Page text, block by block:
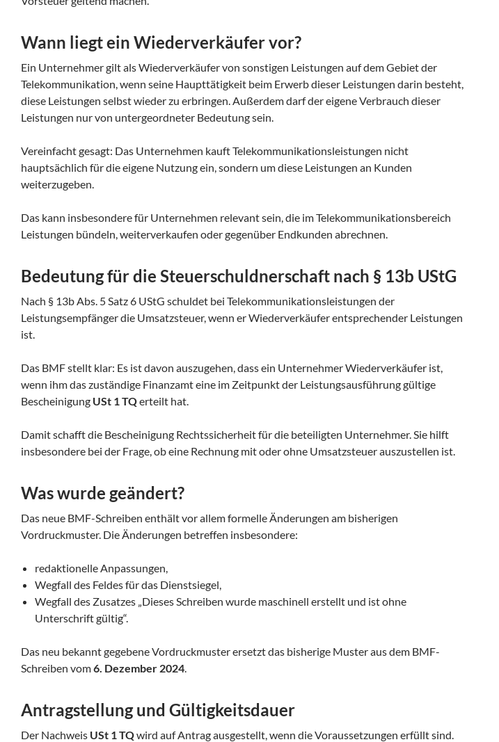
Wann liegt ein Wiederverkäufer vor?
Ein Unternehmer gilt als Wiederverkäufer von sonstigen Leistungen auf dem Gebiet der
Telekommunikation, wenn seine Haupttätigkeit beim Erwerb dieser Leistungen darin besteht,
diese Leistungen selbst wieder zu erbringen. Außerdem darf der eigene Verbrauch dieser
Leistungen nur von untergeordneter Bedeutung sein.
Vereinfacht gesagt: Das Unternehmen kauft Telekommunikationsleistungen nicht
hauptsächlich für die eigene Nutzung ein, sondern um diese Leistungen an Kunden
weiterzugeben.
Das kann insbesondere für Unternehmen relevant sein, die im Telekommunikationsbereich
Leistungen bündeln, weiterverkaufen oder gegenüber Endkunden abrechnen.
Bedeutung für die Steuerschuldnerschaft nach § 13b UStG
Nach § 13b Abs. 5 Satz 6 UStG schuldet bei Telekommunikationsleistungen der
Leistungsempfänger die Umsatzsteuer, wenn er Wiederverkäufer entsprechender Leistungen
ist.
Das BMF stellt klar: Es ist davon auszugehen, dass ein Unternehmer Wiederverkäufer ist,
wenn ihm das zuständige Finanzamt eine im Zeitpunkt der Leistungsausführung gültige
Bescheinigung USt 1 TQerteilt hat.
Damit schafft die Bescheinigung Rechtssicherheit für die beteiligten Unternehmer. Sie hilft
insbesondere bei der Frage, ob eine Rechnung mit oder ohne Umsatzsteuer auszustellen ist.
Was wurde geändert?
Das neue BMF-Schreiben enthält vor allem formelle Änderungen am bisherigen
Vordruckmuster. Die Änderungen betreffen insbesondere:
redaktionelle Anpassungen,
Wegfall des Feldes für das Dienstsiegel,
Wegfall des Zusatzes „Dieses Schreiben wurde maschinell erstellt und ist ohne
Unterschrift gültig“.
Das neu bekannt gegebene Vordruckmuster ersetzt das bisherige Muster aus dem BMF-
Schreiben vom6. Dezember 2024.
Antragstellung und Gültigkeitsdauer
Der Nachweis USt 1 TQwird auf Antrag ausgestellt, wenn die Voraussetzungen erfüllt sind.